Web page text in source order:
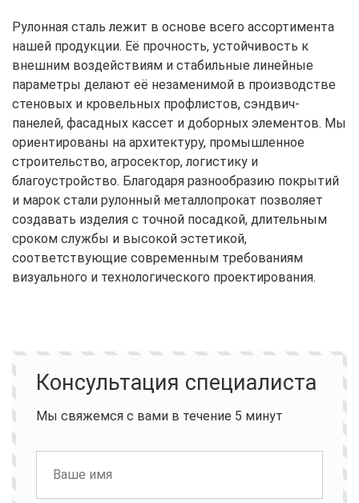
Рулонная сталь лежит в основе всего ассортимента
нашей продукции. Её прочность, устойчивость к
внешним воздействиям и стабильные линейные
параметры делают её незаменимой в производстве
стеновых и кровельных профлистов, сэндвич-
панелей, фасадных кассет и доборных элементов. Мы
ориентированы на архитектуру, промышленное
строительство, агросектор, логистику и
благоустройство. Благодаря разнообразию покрытий
и марок стали рулонный металлопрокат позволяет
создавать изделия с точной посадкой, длительным
сроком службы и высокой эстетикой,
соответствующие современным требованиям
визуального и технологического проектирования.
Консультация специалиста
Мы свяжемся с вами в течение 5 минут